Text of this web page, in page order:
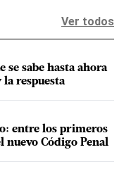
Ver todos
se sabe hasta ahora
respuesta
entre los primeros
nuevo Código Penal